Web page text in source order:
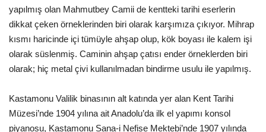
Yorumlar
Video Tanıtım
Galeri
yapılmış olan Mahmutbey Camii de kentteki tarihi eserlerin
dikkat çeken örneklerinden biri olarak karşımıza çıkıyor. Mihrap
kısmı haricinde içi tümüyle ahşap olup, kök boyası ile kalem işi
olarak süslenmiş. Caminin ahşap çatısı ender örneklerden biri
olarak; hiç metal çivi kullanılmadan bindirme usulu ile yapılmış.
Kastamonu Valilik binasının alt katında yer alan Kent Tarihi
Müzesi’nde 1904 yılına ait Anadolu’da ilk el yapımı konsol
piyanosu, Kastamonu Sana-i Nefise Mektebi’nde 1907 yılında